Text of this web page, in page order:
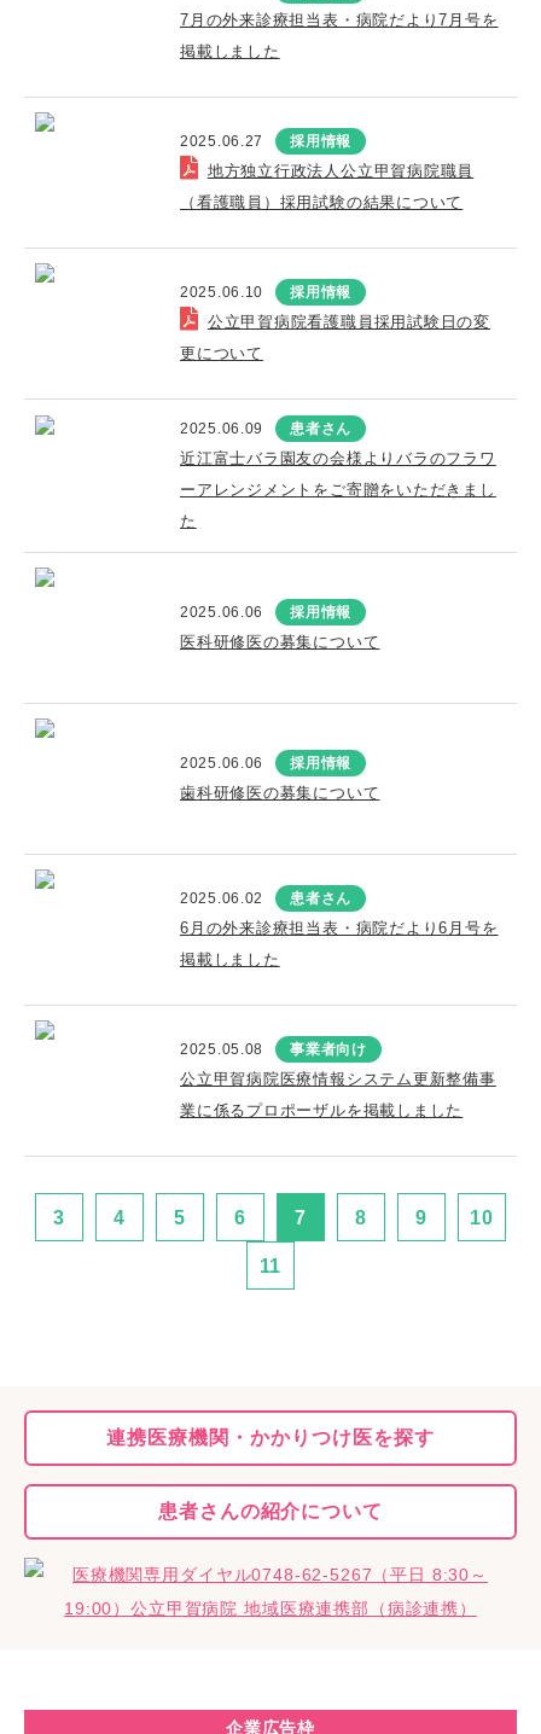
7月の外来診療担当表・病院だより7月号を
掲載しました
2025.06.27 採用情報
地方独立行政法人公立甲賀病院職員
（看護職員）採用試験の結果について
2025.06.10 採用情報
公立甲賀病院看護職員採用試験日の変
更について
2025.06.09 患者さん
近江富士バラ園友の会様よりバラのフラワ
ーアレンジメントをご寄贈をいただきまし
た
2025.06.06 採用情報
医科研修医の募集について
2025.06.06 採用情報
歯科研修医の募集について
2025.06.02 患者さん
6月の外来診療担当表・病院だより6月号を
掲載しました
2025.05.08 事業者向け
公立甲賀病院医療情報システム更新整備事
業に係るプロポーザルを掲載しました
3 4 5 6 7 8 9 10
11
連携医療機関・かかりつけ医を探す
患者さんの紹介について
企業広告枠